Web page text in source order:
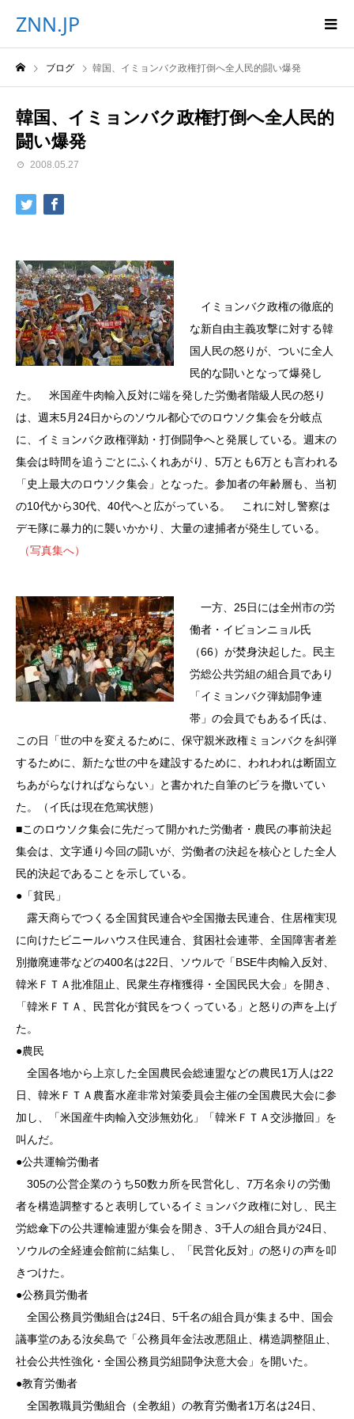
ZNN.JP
ブログ 韓国、イミョンバク政権打倒へ全人民的闘い爆発
韓国、イミョンバク政権打倒へ全人民的
闘い爆発
2008.05.27
イミョンバク政権の徹底的
な新自由主義攻撃に対する韓
国人民の怒りが、ついに全人
民的な闘いとなって爆発し
た。 米国産牛肉輸入反対に端を発した労働者階級人民の怒り
は、週末5月24日からのソウル都心でのロウソク集会を分岐点
に、イミョンバク政権弾劾・打倒闘争へと発展している。週末の
集会は時間を追うごとにふくれあがり、5万とも6万とも言われる
「史上最大のロウソク集会」となった。参加者の年齢層も、当初
の10代から30代、40代へと広がっている。 これに対し警察は
デモ隊に暴力的に襲いかかり、大量の逮捕者が発生している。
（写真集へ）
一方、25日には全州市の労
働者・イビョンニョル氏
（66）が焚身決起した。民主
労総公共労組の組合員であり
「イミョンバク弾劾闘争連
帯」の会員でもあるイ氏は、
この日「世の中を変えるために、保守親米政権ミョンバクを糾弾
するために、新たな世の中を建設するために、われわれは断固立
ちあがらなければならない」と書かれた自筆のビラを撒いてい
た。（イ氏は現在危篤状態）
■このロウソク集会に先だって開かれた労働者・農民の事前決起
集会は、文字通り今回の闘いが、労働者の決起を核心とした全人
民的決起であることを示している。
●「貧民」
露天商らでつくる全国貧民連合や全国撤去民連合、住居権実現
に向けたビニールハウス住民連合、貧困社会連帯、全国障害者差
別撤廃連帯などの400名は22日、ソウルで「BSE牛肉輸入反対、
韓米ＦＴＡ批准阻止、民衆生存権獲得・全国民民大会」を開き、
「韓米ＦＴＡ、民営化が貧民をつくっている」と怒りの声を上げ
た。
●農民
全国各地から上京した全国農民会総連盟などの農民1万人は22
日、韓米ＦＴＡ農畜水産非常対策委員会主催の全国農民大会に参
加し、「米国産牛肉輸入交渉無効化」「韓米ＦＴＡ交渉撤回」を
叫んだ。
●公共運輸労働者
305の公営企業のうち50数カ所を民営化し、7万名余りの労働
者を構造調整すると表明しているイミョンバク政権に対し、民主
労総傘下の公共運輸連盟が集会を開き、3千人の組合員が24日、
ソウルの全経連会館前に結集し、「民営化反対」の怒りの声を叩
きつけた。
●公務員労働者
全国公務員労働組合は24日、5千名の組合員が集まる中、国会
議事堂のある汝矣島で「公務員年金法改悪阻止、構造調整阻止、
社会公共性強化・全国公務員労組闘争決意大会」を開いた。
●教育労働者
全国教職員労働組合（全教組）の教育労働者1万名は24日、